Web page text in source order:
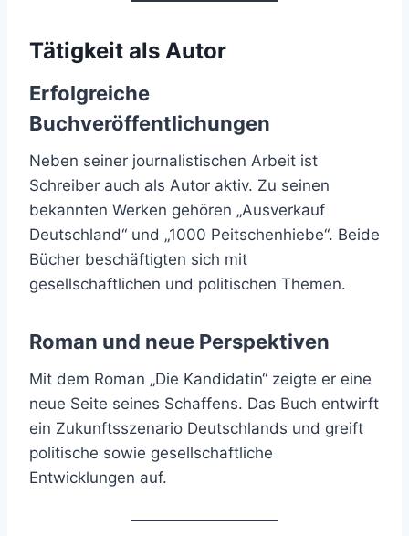
Tätigkeit als Autor
Erfolgreiche
Buchveröffentlichungen
Neben seiner journalistischen Arbeit ist
Schreiber auch als Autor aktiv. Zu seinen
bekannten Werken gehören „Ausverkauf
Deutschland“ und „1000 Peitschenhiebe“. Beide
Bücher beschäftigten sich mit
gesellschaftlichen und politischen Themen.
Roman und neue Perspektiven
Mit dem Roman „Die Kandidatin“ zeigte er eine
neue Seite seines Schaffens. Das Buch entwirft
ein Zukunftsszenario Deutschlands und greift
politische sowie gesellschaftliche
Entwicklungen auf.